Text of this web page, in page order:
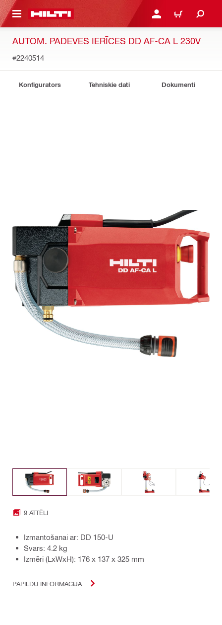
SATURU PIESLĒGTIES VAI
IEPIRKŠANĀS
AUTOM. PADEVES IERĪCES DD AF-CA L 230V
#2240514
Konfigurators Tehniskie dati Dokumenti
9 ATTĒLI
Izmantošanai ar: DD 150-U
Svars: 4.2 kg
Izmēri (LxWxH): 176 x 137 x 325 mm
PAPILDU INFORMĀCIJA